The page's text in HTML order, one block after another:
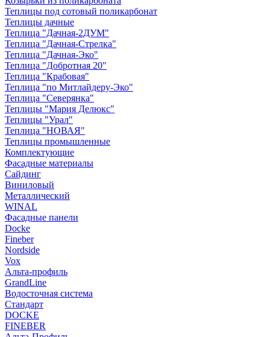
Теплицы под сотовый поликарбонат
Теплицы дачные
Теплица "Дачная-2ДУМ"
Теплица "Дачная-Стрелка"
Теплица "Дачная-Эко"
Теплица "Добротная 20"
Теплица "Крабовая"
Теплица "по Митлайдеру-Эко"
Теплица "Северянка"
Теплицы "Мария Делюкс"
Теплицы "Урал"
Теплица "НОВАЯ"
Теплицы промышленные
Комплектующие
Фасадные материалы
Сайдинг
Виниловый
Металлический
WINAL
Фасадные панели
Docke
Fineber
Nordside
Vox
Альта-профиль
GrandLine
Водосточная система
Стандарт
DOCKE
FINEBER